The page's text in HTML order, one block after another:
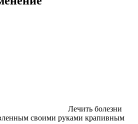
Лечить болезни
своими руками крапивным